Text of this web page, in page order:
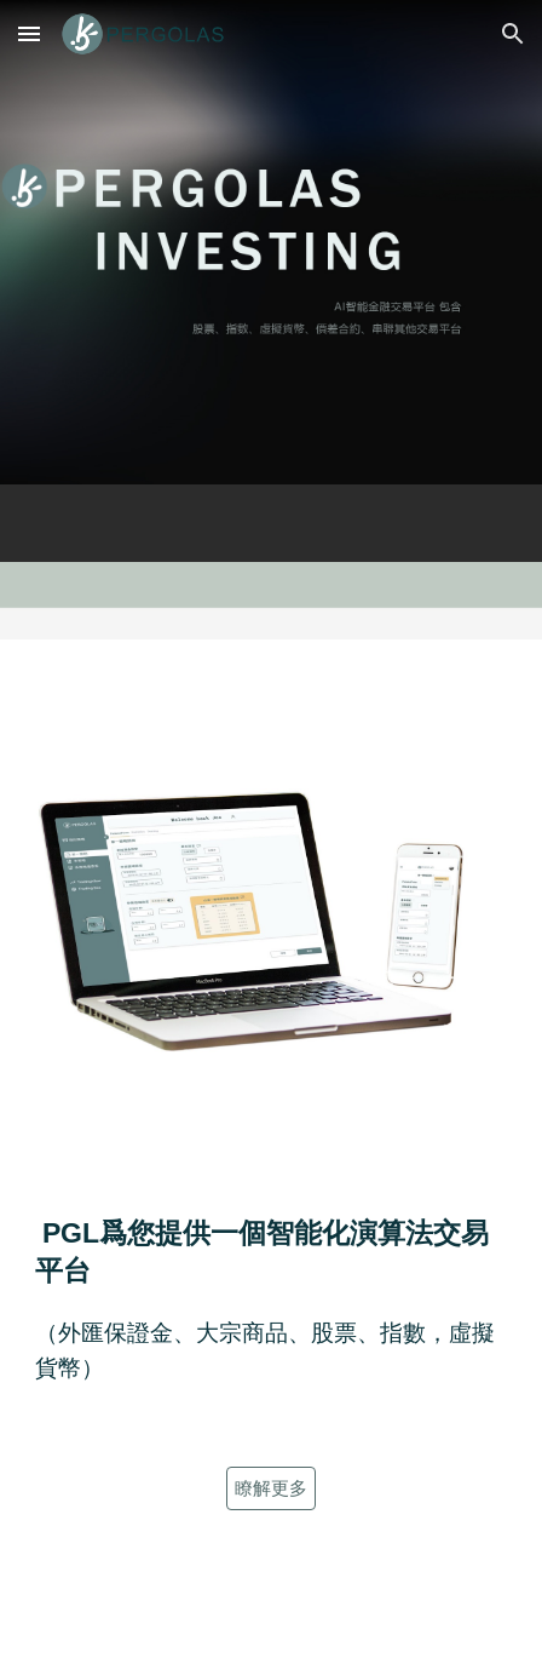
Skip to main content Skip to navigation
PGL爲您提供一個智能化演算法交易
平台
（外匯保證金、大宗商品、股票、指數， 虛擬
貨幣）
瞭解更多